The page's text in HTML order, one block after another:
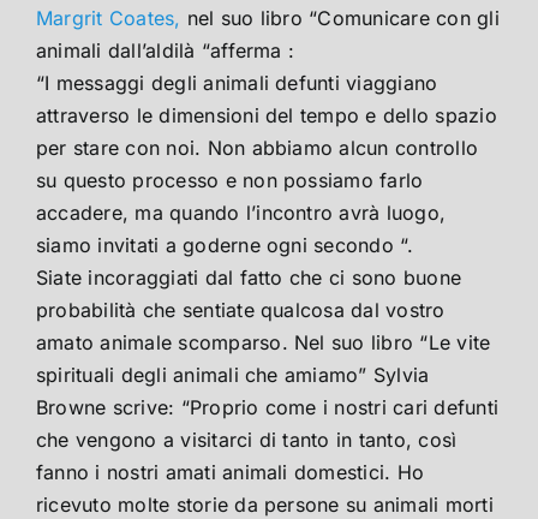
Margrit Coates, nel suo libro “Comunicare con gli
animali dall’aldilà “afferma :
“I messaggi degli animali defunti viaggiano
attraverso le dimensioni del tempo e dello spazio
per stare con noi. Non abbiamo alcun controllo
su questo processo e non possiamo farlo
accadere, ma quando l’incontro avrà luogo,
siamo invitati a goderne ogni secondo “.
Siate incoraggiati dal fatto che ci sono buone
probabilità che sentiate qualcosa dal vostro
amato animale scomparso. Nel suo libro “Le vite
spirituali degli animali che amiamo” Sylvia
Browne scrive: “Proprio come i nostri cari defunti
che vengono a visitarci di tanto in tanto, così
fanno i nostri amati animali domestici. Ho
ricevuto molte storie da persone su animali morti